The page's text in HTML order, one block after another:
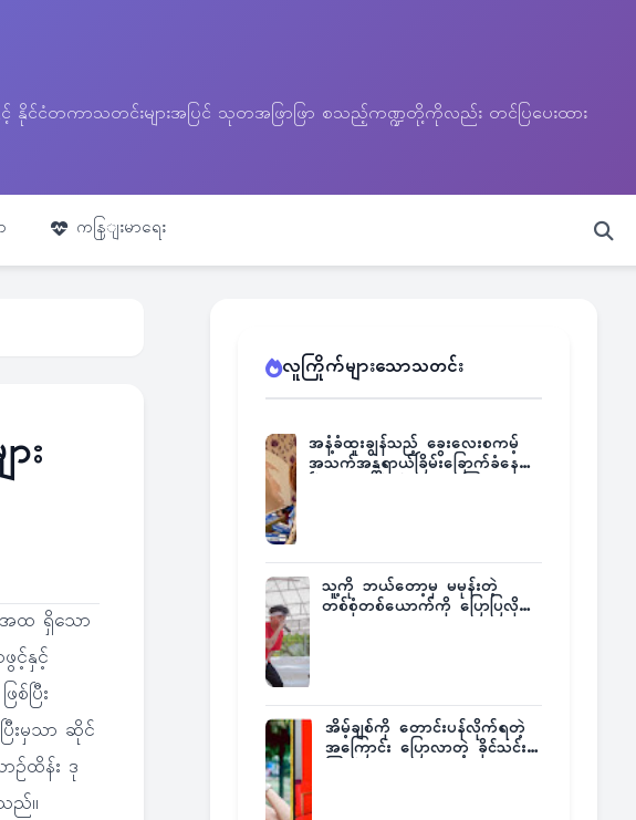
မာနှင့် နိုင်ငံတကာသတင်းများအပြင် သုတအဖြာဖြာ စသည့်ကဏ္ဍတို့ကိုလည်း တင်ပြပေးထား
ကနြျးမာရေး
း
ထ ရှိသော
င့်နှင့်
ပြီး
ြီးမှသာ ဆိုင်
ဉ်ထိန်း ဒု
ည်။
လူကြိုက်များသောသတင်း
အနံ့ခံထူးချွန်သည့် ခွေးလေးစကမ့်
အသက်အန္တရာယ်ခြိမ်းခြောက်ခံနေရ
သူ့ကို ဘယ်တော့မှ မမုန်းတဲ့
တစ်စုံတစ်ယောက်ကို ပြောပြလိုက်
အိမ့်ချစ်ကို တောင်းပန်လိုက်ရတဲ့
အကြောင်း ပြောလာတဲ့ ခိုင်သင်း